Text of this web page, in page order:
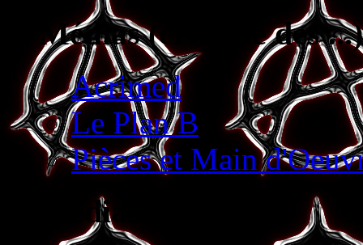
Médias (critique des ...)
Acrimed
Le Plan B
Pièces et Main
Médias alternatifs